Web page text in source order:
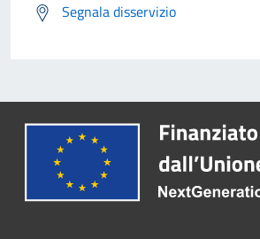
Segnala disservizio